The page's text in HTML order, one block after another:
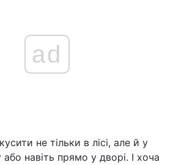
Війна
ad
не тільки в лісі, але й у
навіть прямо у дворі. І хоча